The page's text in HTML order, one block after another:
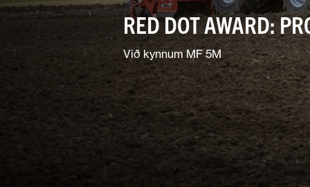
Jarðvinnuvélar
Blönduð
notkun
RED DOT AWARD:
Við kynnum MF 5M